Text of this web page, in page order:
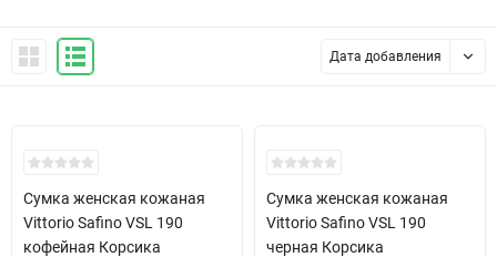
Дата добавления
New!
Сумка женская кожаная
Vittorio Safino VSL 190
кофейная Корсика
New!
Сумка женская кожаная
Vittorio Safino VSL 190
черная Корсика